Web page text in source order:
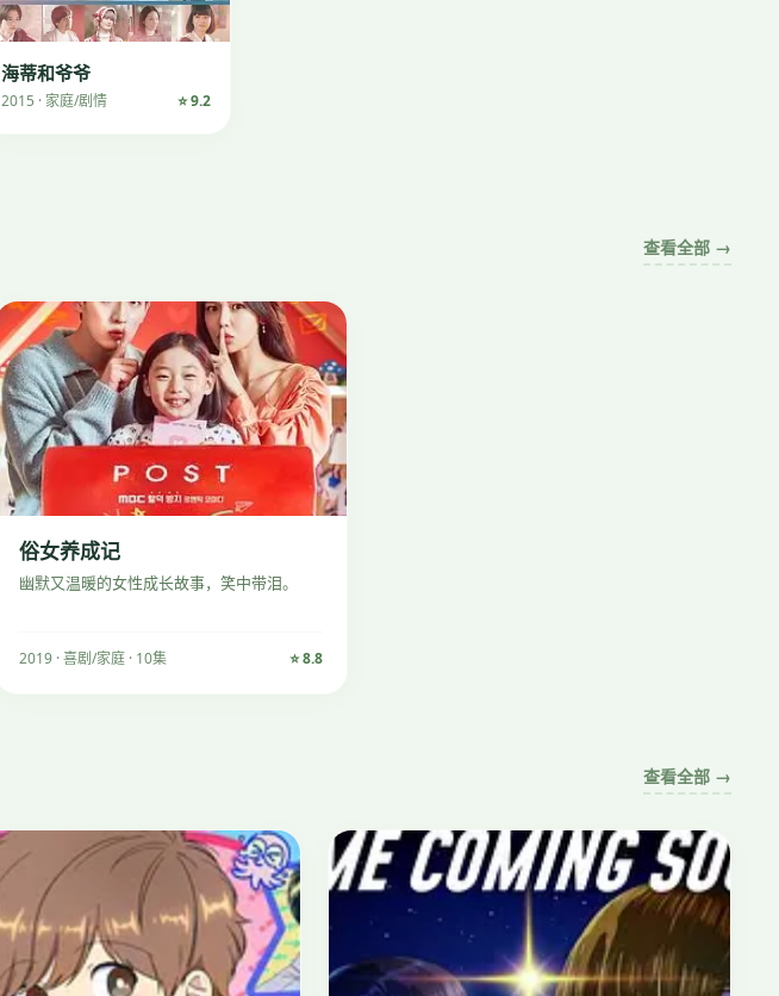
海蒂和爷爷
2015 · 家庭/剧情 ⭐ 9.2
查看全部 →
俗女养成记
幽默又温暖的女性成长故事，笑中带泪。
2019 · 喜剧/家庭 · 10集 ⭐ 8.8
查看全部 →